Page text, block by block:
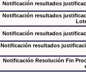
Notificación resultados
Notificación resultados
Notificación resultados
Notificación resultados
Notificación Resolución Fin